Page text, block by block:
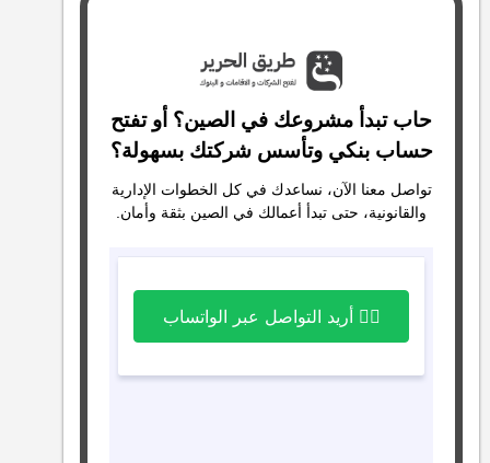
حاب تبدأ مشروعك في الصين؟ أو تفتح
حساب بنكي وتأسس شركتك بسهولة؟
تواصل معنا الآن، نساعدك في كل الخطوات الإدارية
والقانونية، حتى تبدأ أعمالك في الصين بثقة وأمان.